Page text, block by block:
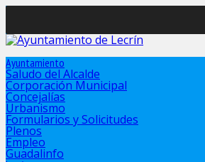
Ayuntamiento
Saludo del Alcalde
Corporación Municipal
Concejalías
Urbanismo
Formularios y Solicitudes
Plenos
Empleo
Guadalinfo